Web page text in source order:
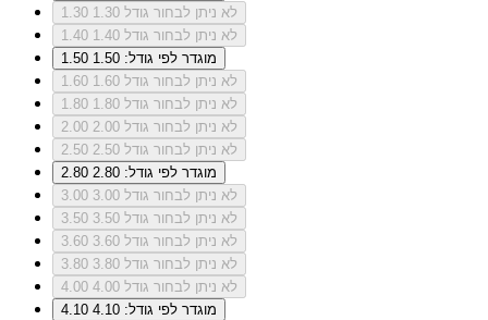
1.30
לא ניתן לבחור גודל 1.30
1.40
לא ניתן לבחור גודל 1.40
1.50
מוגדר לפי גודל: 1.50
1.60
לא ניתן לבחור גודל 1.60
1.80
לא ניתן לבחור גודל 1.80
2.00
לא ניתן לבחור גודל 2.00
2.50
לא ניתן לבחור גודל 2.50
2.80
מוגדר לפי גודל: 2.80
3.00
לא ניתן לבחור גודל 3.00
3.50
לא ניתן לבחור גודל 3.50
3.60
לא ניתן לבחור גודל 3.60
3.80
לא ניתן לבחור גודל 3.80
4.00
לא ניתן לבחור גודל 4.00
4.10
מוגדר לפי גודל: 4.10